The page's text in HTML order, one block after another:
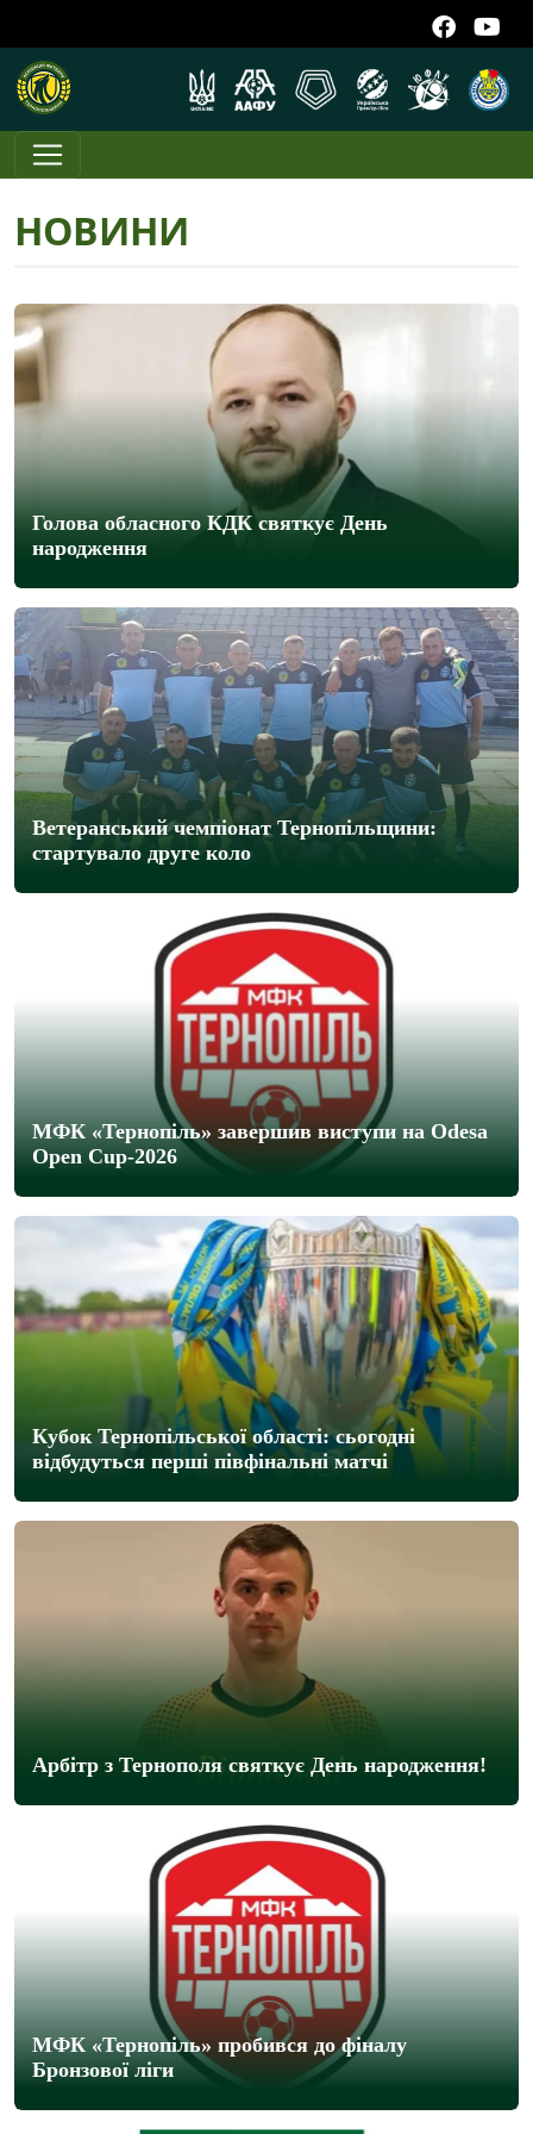
НОВИНИ
Голова обласного КДК святкує День
народження
Ветеранський чемпіонат Тернопільщини:
стартувало друге коло
МФК «Тернопіль» завершив виступи на Odesa
Open Cup-2026
Кубок Тернопільської області: сьогодні
відбудуться перші півфінальні матчі
Арбітр з Тернополя святкує День народження!
МФК «Тернопіль» пробився до фіналу
Бронзової ліги